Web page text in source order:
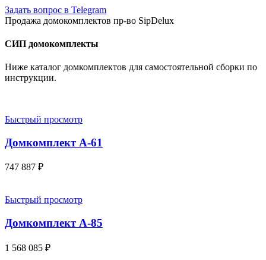
Задать вопрос в Telegram
Продажа домокомплектов пр-во SipDelux
СИП домокомплекты
Ниже каталог домкомплектов для самостоятельной сборки по
инструкции.
Быстрый просмотр
Домкомплект А-61
747 887 ₽
Быстрый просмотр
Домкомплект А-85
1 568 085 ₽